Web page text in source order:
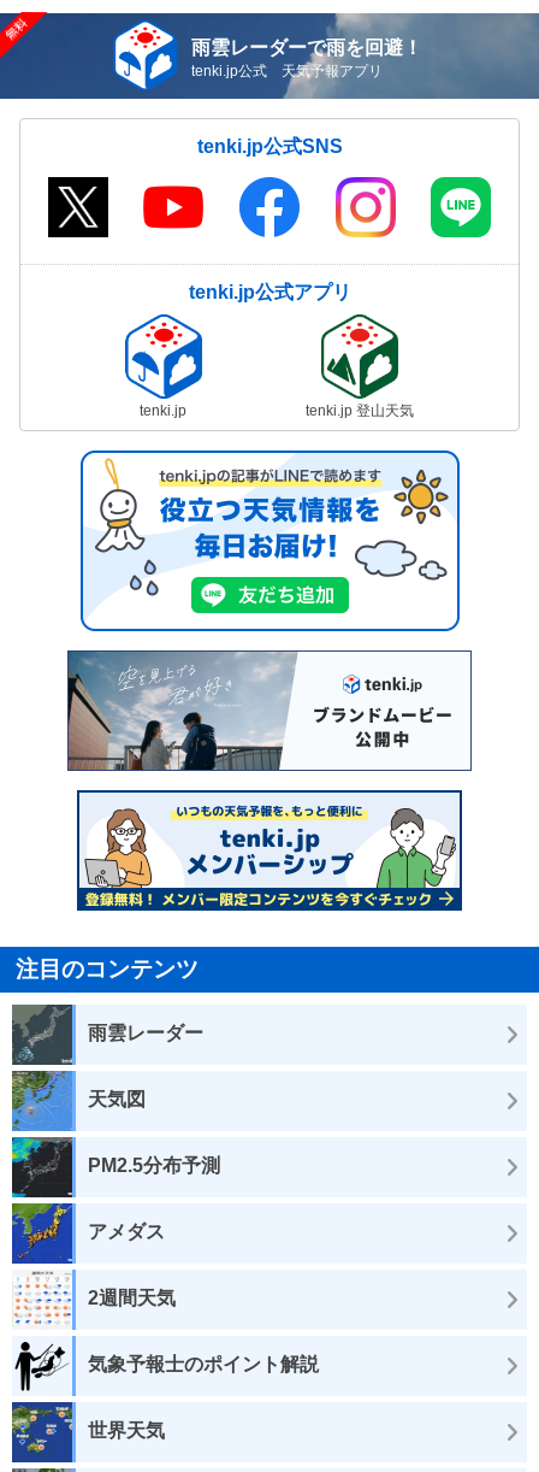
雨雲レーダーで雨を回避！
tenki.jp公式 天気予報アプリ
tenki.jp公式SNS
tenki.jp公式アプリ
tenki.jp tenki.jp 登山天気
注目のコンテンツ
雨雲レーダー
天気図
PM2.5分布予測
アメダス
2週間天気
気象予報士のポイント解説
世界天気